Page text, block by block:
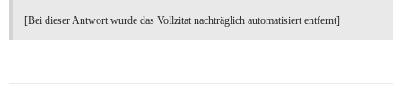
[Bei dieser Antwort wurde das Vollzitat nachträglich automatisiert entfernt]